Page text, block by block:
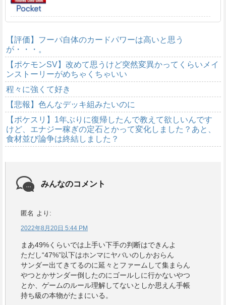
【評価】フーパ自体のカードパワーは高いと思う
が・・・。
【ポケモンSV】改めて思うけど突然変異かってくらいメイ
ンストーリーがめちゃくちゃいい
程々に強くて好き
【悲報】色んなデッキ組みたいのに
【ポケスリ】1年ぶりに復帰したんで教えて欲しいんです
けど、エナジー稼ぎの定石とかって変化しました？あと、
食材並び論争は終結しました？
みんなのコメント
匿名 より:
2022年8月20日 5:44 PM
まあ49%くらいでは上手い下手の判断はできんよ
ただし“47%”以下はホンマにヤバいのしかおらん
サンダー出てきてるのに延々とファームして集まらん
やつとかサンダー倒したのにゴールしに行かないやつ
とか、ゲームのルール理解してないとしか思えん手帳
持ち級の本物がたまにいる。